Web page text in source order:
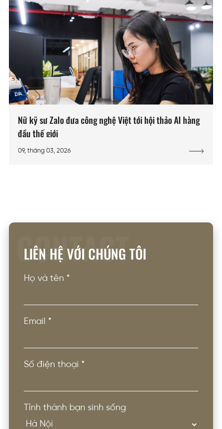
Nữ kỹ sư Zalo đưa công nghệ Việt tới hội thảo AI hàng
đầu thế giới
09, tháng 03, 2026
CONTACT
LIÊN HỆ VỚI CHÚNG TÔI
Họ và tên *
Email *
Số điện thoại *
Tỉnh thành bạn sinh sống